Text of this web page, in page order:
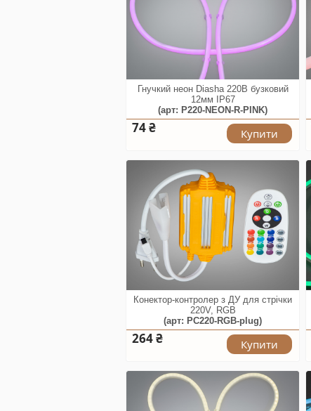
Гнучкий неон Diasha 220В бузковий
12мм IP67
(арт: P220-NEON-R-PINK)
74 ₴ Купити
Конектор-контролер з ДУ для стрічки
220V, RGB
(арт: PC220-RGB-plug)
264 ₴ Купити